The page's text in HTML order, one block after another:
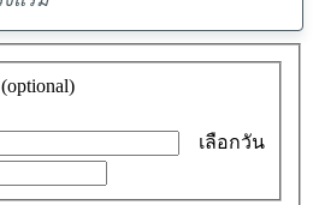
พบ
ข้อ
เสนอ
0
(optional)
เลือกวัน